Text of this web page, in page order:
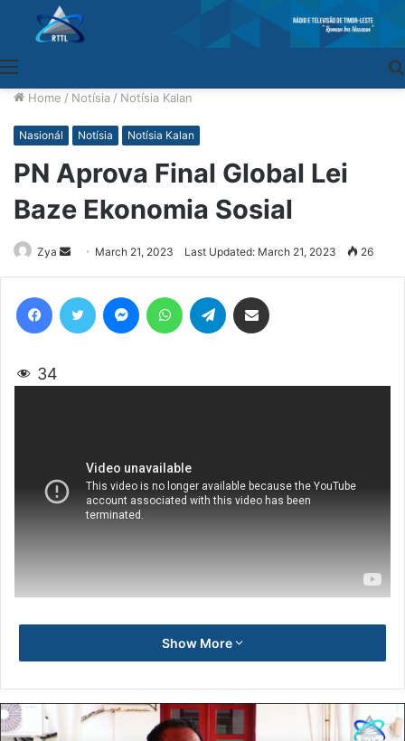
Home / Notísia / Notísia Kalan
Nasionál Notísia Notísia Kalan
PN Aprova Final Global Lei
Baze Ekonomia Sosial
Zya
Send
an
email
March 21, 2023 Last Updated: March 21, 2023 26
34
Show More